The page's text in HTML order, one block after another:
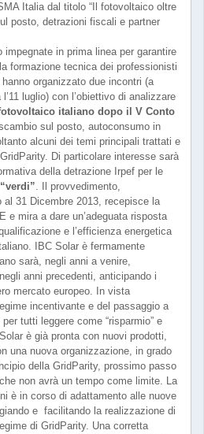
Italia dal titolo “Il fotovoltaico oltre
posto, detrazioni fiscali e partner
impegnate in prima linea per garantire
formazione tecnica dei professionisti
organizzato due incontri (a
luglio) con l’obiettivo di analizzare
italiano dopo il V Conto
sul posto, autoconsumo in
alcuni dei temi principali trattati e
Di particolare interesse sarà
della detrazione Irpef per le
. Il provvedimento,
al 31 Dicembre 2013, recepisce la
e mira a dare un’adeguata risposta
e l’efficienza energetica
IBC Solar è fermamente
sarà, negli anni a venire,
anni precedenti, anticipando i
mercato europeo. In vista
incentivante e del passaggio a
tutti leggere come “risparmio” e
è già pronta con nuovi prodotti,
una nuova organizzazione, in grado
della GridParity, prossimo passo
non avrà un tempo come limite. La
è in corso di adattamento alle nuove
e facilitando la realizzazione di
di GridParity. Una corretta